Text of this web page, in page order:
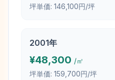
坪単価: 146,100円/坪
2001年
¥48,300 /㎡
坪単価: 159,700円/坪